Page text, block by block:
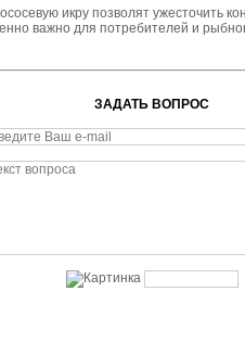
икру позволят ужесточить
важно для потребителей и
ЗАДАТЬ ВОПРОС